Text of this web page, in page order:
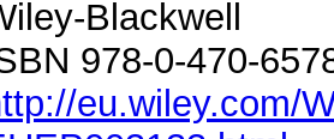
Blackwell
978-0-470-
eu.wiley.com/